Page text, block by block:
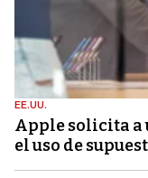
EE.UU.
Apple solicita a
el uso de